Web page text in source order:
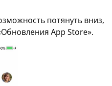
потянуть вниз,
App Store».